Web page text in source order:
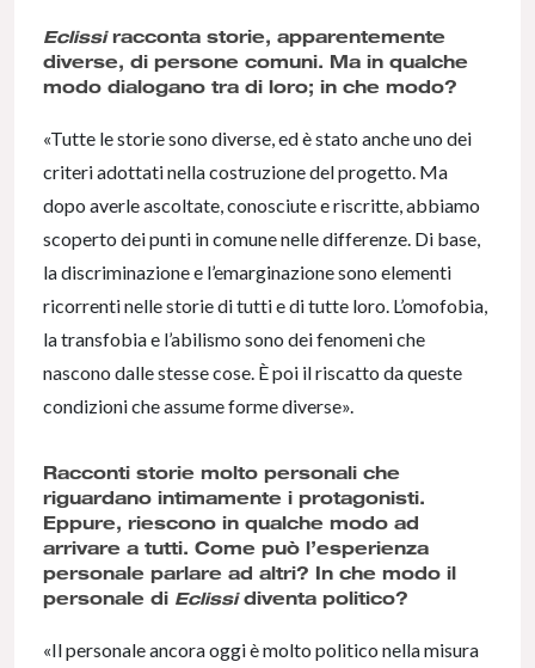
Eclissiracconta storie, apparentemente
diverse, di persone comuni. Ma in qualche
modo dialogano tra di loro; in che modo?
«Tutte le storie sono diverse, ed è stato anche uno dei
criteri adottati nella costruzione del progetto. Ma
dopo averle ascoltate, conosciute e riscritte, abbiamo
scoperto dei punti in comune nelle differenze. Di base,
la discriminazione e l’emarginazione sono elementi
ricorrenti nelle storie di tutti e di tutte loro. L’omofobia,
la transfobia e l’abilismo sono dei fenomeni che
nascono dalle stesse cose. È poi il riscatto da queste
condizioni che assume forme diverse».
Racconti storie molto personali che
riguardano intimamente i protagonisti.
Eppure, riescono in qualche modo ad
arrivare a tutti. Come può l’esperienza
personale parlare ad altri? In che modo il
personale di Eclissidiventa politico?
«Il personale ancora oggi è molto politico nella misura